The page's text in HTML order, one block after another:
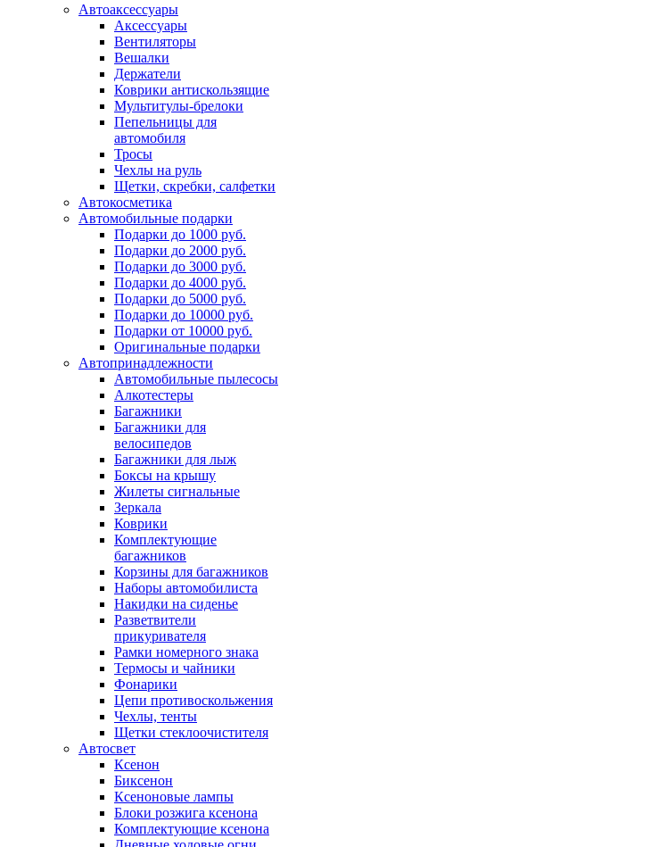
Автоаксессуары
Аксессуары
Вентиляторы
Вешалки
Держатели
Коврики антискользящие
Мультитулы-брелоки
Пепельницы для
автомобиля
Тросы
Чехлы на руль
Щетки, скребки, салфетки
Автокосметика
Автомобильные подарки
Подарки до 1000 руб.
Подарки до 2000 руб.
Подарки до 3000 руб.
Подарки до 4000 руб.
Подарки до 5000 руб.
Подарки до 10000 руб.
Подарки от 10000 руб.
Оригинальные подарки
Автопринадлежности
Автомобильные пылесосы
Алкотестеры
Багажники
Багажники для
велосипедов
Багажники для лыж
Боксы на крышу
Жилеты сигнальные
Зеркала
Коврики
Комплектующие
багажников
Корзины для багажников
Наборы автомобилиста
Накидки на сиденье
Разветвители
прикуривателя
Рамки номерного знака
Термосы и чайники
Фонарики
Цепи противоскольжения
Чехлы, тенты
Щетки стеклоочистителя
Автосвет
Ксенон
Биксенон
Ксеноновые лампы
Блоки розжига ксенона
Комплектующие ксенона